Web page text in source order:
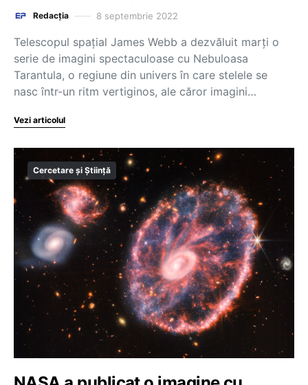
Redacția 8 septembrie 2022
Telescopul spaţial James Webb a dezvăluit marţi o
serie de imagini spectaculoase cu Nebuloasa
Tarantula, o regiune din univers în care stelele se
nasc într-un ritm vertiginos, ale căror imagini…
Vezi articolul
Cercetare și Știință